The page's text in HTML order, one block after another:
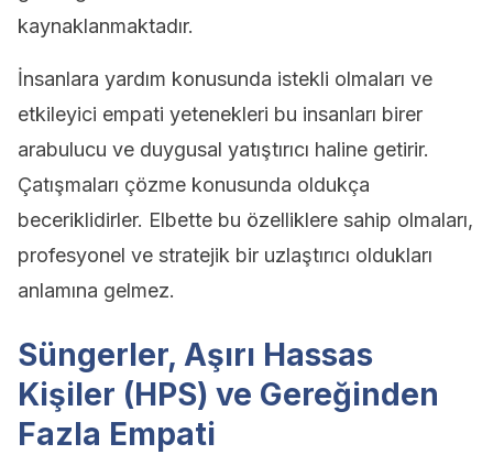
kaynaklanmaktadır.
İnsanlara yardım konusunda istekli olmaları ve
etkileyici empati yetenekleri bu insanları birer
arabulucu ve duygusal yatıştırıcı haline getirir.
Çatışmaları çözme konusunda oldukça
beceriklidirler. Elbette bu özelliklere sahip olmaları,
profesyonel ve stratejik bir uzlaştırıcı oldukları
anlamına gelmez.
Süngerler, Aşırı Hassas
Kişiler (HPS) ve Gereğinden
Fazla Empati